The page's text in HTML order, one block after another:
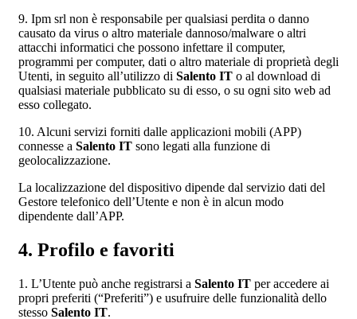
9. Ipm srl non è responsabile per qualsiasi perdita o danno
causato da virus o altro materiale dannoso/malware o altri
attacchi informatici che possono infettare il computer,
programmi per computer, dati o altro materiale di proprietà degli
Utenti, in seguito all’utilizzo di Salento IT o al download di
qualsiasi materiale pubblicato su di esso, o su ogni sito web ad
esso collegato.
10. Alcuni servizi forniti dalle applicazioni mobili (APP)
connesse a Salento IT sono legati alla funzione di
geolocalizzazione.
La localizzazione del dispositivo dipende dal servizio dati del
Gestore telefonico dell’Utente e non è in alcun modo
dipendente dall’APP.
4. Profilo e favoriti
1. L’Utente può anche registrarsi a Salento IT per accedere ai
propri preferiti (“Preferiti”) e usufruire delle funzionalità dello
stesso Salento IT.